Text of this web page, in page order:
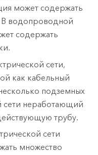
может содержать
В водопроводной
содержать
сети,
как кабельный
подземных
неработающий
трубу.
сети
множество